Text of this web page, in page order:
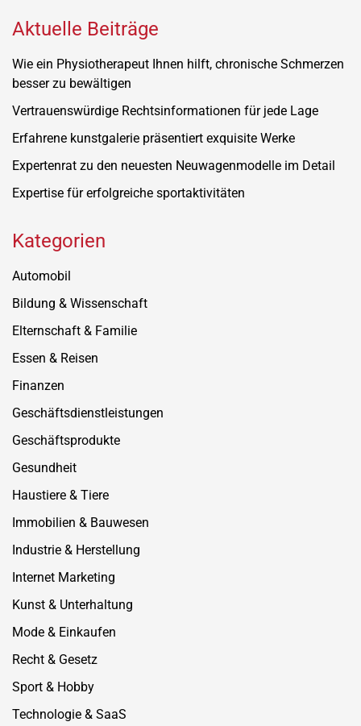
Aktuelle Beiträge
Wie ein Physiotherapeut Ihnen hilft, chronische Schmerzen
besser zu bewältigen
Vertrauenswürdige Rechtsinformationen für jede Lage
Erfahrene kunstgalerie präsentiert exquisite Werke
Expertenrat zu den neuesten Neuwagenmodelle im Detail
Expertise für erfolgreiche sportaktivitäten
Kategorien
Automobil
Bildung & Wissenschaft
Elternschaft & Familie
Essen & Reisen
Finanzen
Geschäftsdienstleistungen
Geschäftsprodukte
Gesundheit
Haustiere & Tiere
Immobilien & Bauwesen
Industrie & Herstellung
Internet Marketing
Kunst & Unterhaltung
Mode & Einkaufen
Recht & Gesetz
Sport & Hobby
Technologie & SaaS